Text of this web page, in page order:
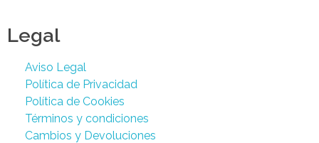
Legal
Aviso Legal
Política de Privacidad
Política de Cookies
Términos y condiciones
Cambios y Devoluciones